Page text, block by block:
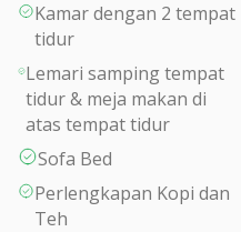
Kamar dengan 2 tempat
tidur
Lemari samping tempat
tidur & meja makan di
atas tempat tidur
Sofa Bed
Perlengkapan Kopi dan
Teh